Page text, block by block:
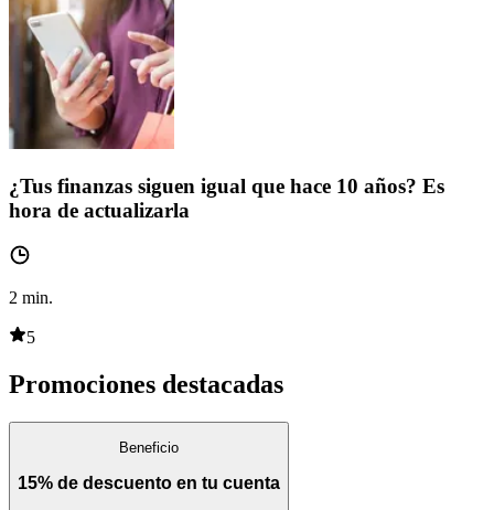
¿Tus finanzas siguen igual que hace 10 años? Es
hora de actualizarla
2 min.
5
Promociones destacadas
Beneficio
15% de descuento en tu cuenta